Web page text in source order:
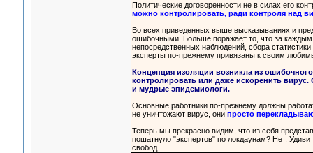
Политические договоренности не в силах его
можно контролировать, ради контроля над
Во всех приведенных выше высказываниях и
ошибочными. Больше поражает то, что за
непосредственных наблюдений, сбора
эксперты по-прежнему привязаны к своим
Концепция изоляции возникла из
контролировать или даже искоренить вирус.
и мудрые эпидемиологи.
Основные работники по-прежнему должны
не уничтожают вирус, они просто
Теперь мы прекрасно видим, что из себя
пошатнуло "экспертов" по локдаунам? Нет.
свобод.